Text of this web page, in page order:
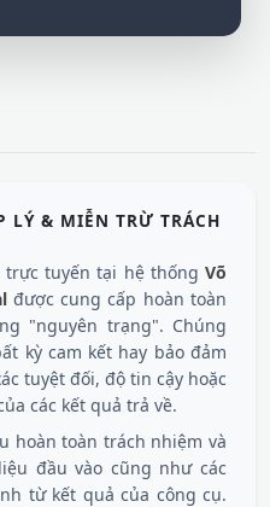
LÝ & MIỄN TRỪ TRÁCH
trực tuyến tại hệ thống Võ
được cung cấp hoàn toàn
"nguyên trạng". Chúng
kỳ cam kết hay bảo đảm
tuyệt đối, độ tin cậy hoặc
các kết quả trả về.
hoàn toàn trách nhiệm và
đầu vào cũng như các
từ kết quả của công cụ.